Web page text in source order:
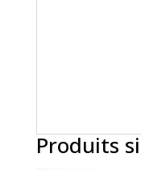
Produits